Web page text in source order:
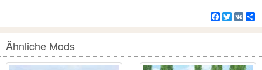
Facebook
Twitter
VK
Ähnliche Mods